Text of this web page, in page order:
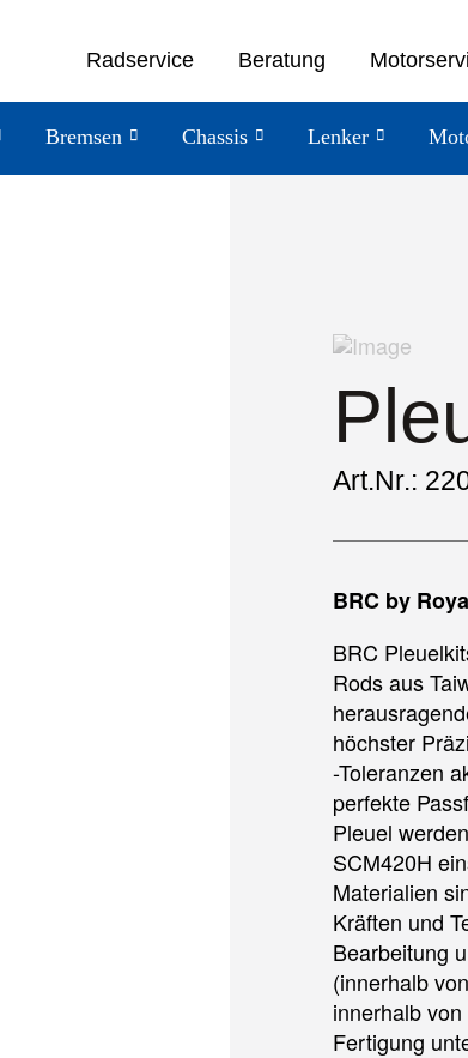
Radservice Beratung
Bremsen Chassis Lenker
Art.Nr.:
BRC by
BRC
Rods aus
höchster
-Toleranzen
perfekte
Pleuel
SCM420H
Materialien
Kräften und
Bearbeitung
(innerhalb
innerhalb
Fertigung